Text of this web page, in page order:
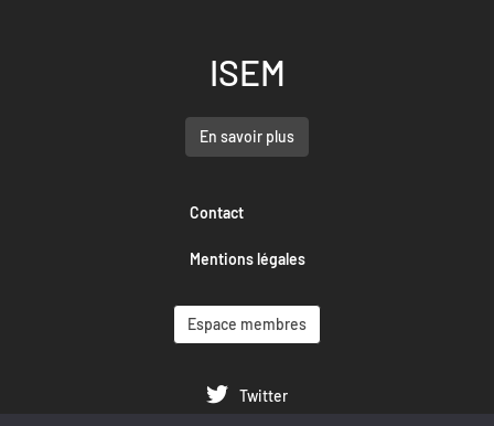
ISEM
En savoir plus
Contact
Mentions légales
Espace membres
Twitter